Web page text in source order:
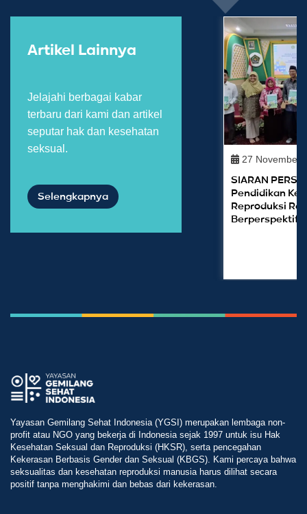
Artikel Lainnya
Jelajahi berbagai kabar
terbaru dari kami dan artikel
seputar hak dan kesehatan
seksual.
Selengkapnya
27 November
SIARAN PERS:
Pendidikan
Reproduksi
Berperspektif
Yayasan Gemilang Sehat Indonesia (YGSI) merupakan lembaga non-
profit atau NGO yang bekerja di Indonesia sejak 1997 untuk isu Hak
Kesehatan Seksual dan Reproduksi (HKSR), serta pencegahan
Kekerasan Berbasis Gender dan Seksual (KBGS). Kami percaya bahwa
seksualitas dan kesehatan reproduksi manusia harus dilihat secara
positif tanpa menghakimi dan bebas dari kekerasan.